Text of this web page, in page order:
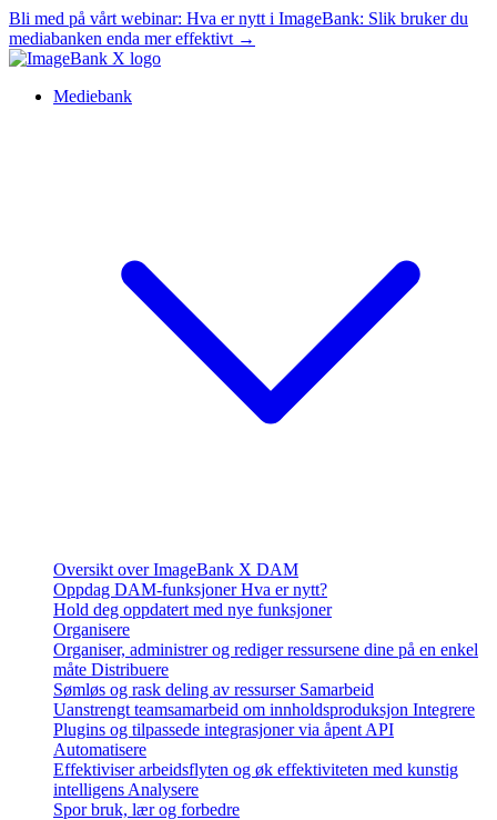
Bli med på vårt webinar: Hva er nytt i ImageBank: Slik bruker du
mediabanken enda mer effektivt →
Mediebank
Oversikt over ImageBank X DAM
Oppdag DAM-funksjonerHva er nytt?
Hold deg oppdatert med nye funksjoner
Organisere
Organiser, administrer og rediger ressursene dine på en enkel
måte Distribuere
Sømløs og rask deling av ressurser Samarbeid
Uanstrengt teamsamarbeid om innholdsproduksjon Integrere
Plugins og tilpassede integrasjoner via åpent API
Automatisere
Effektiviser arbeidsflyten og øk effektiviteten med kunstig
intelligens Analysere
Spor bruk, lær og forbedre